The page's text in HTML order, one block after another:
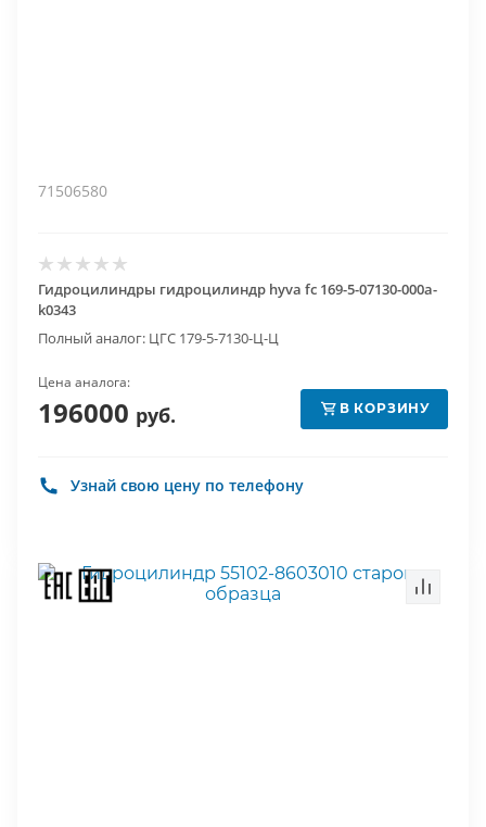
71506580
Гидроцилиндры гидроцилиндр hyva fc 169-5-07130-000a-
k0343
Полный аналог: ЦГС 179-5-7130-Ц-Ц
Цена аналога:
196000 руб. В КОРЗИНУ
Узнай свою цену по телефону